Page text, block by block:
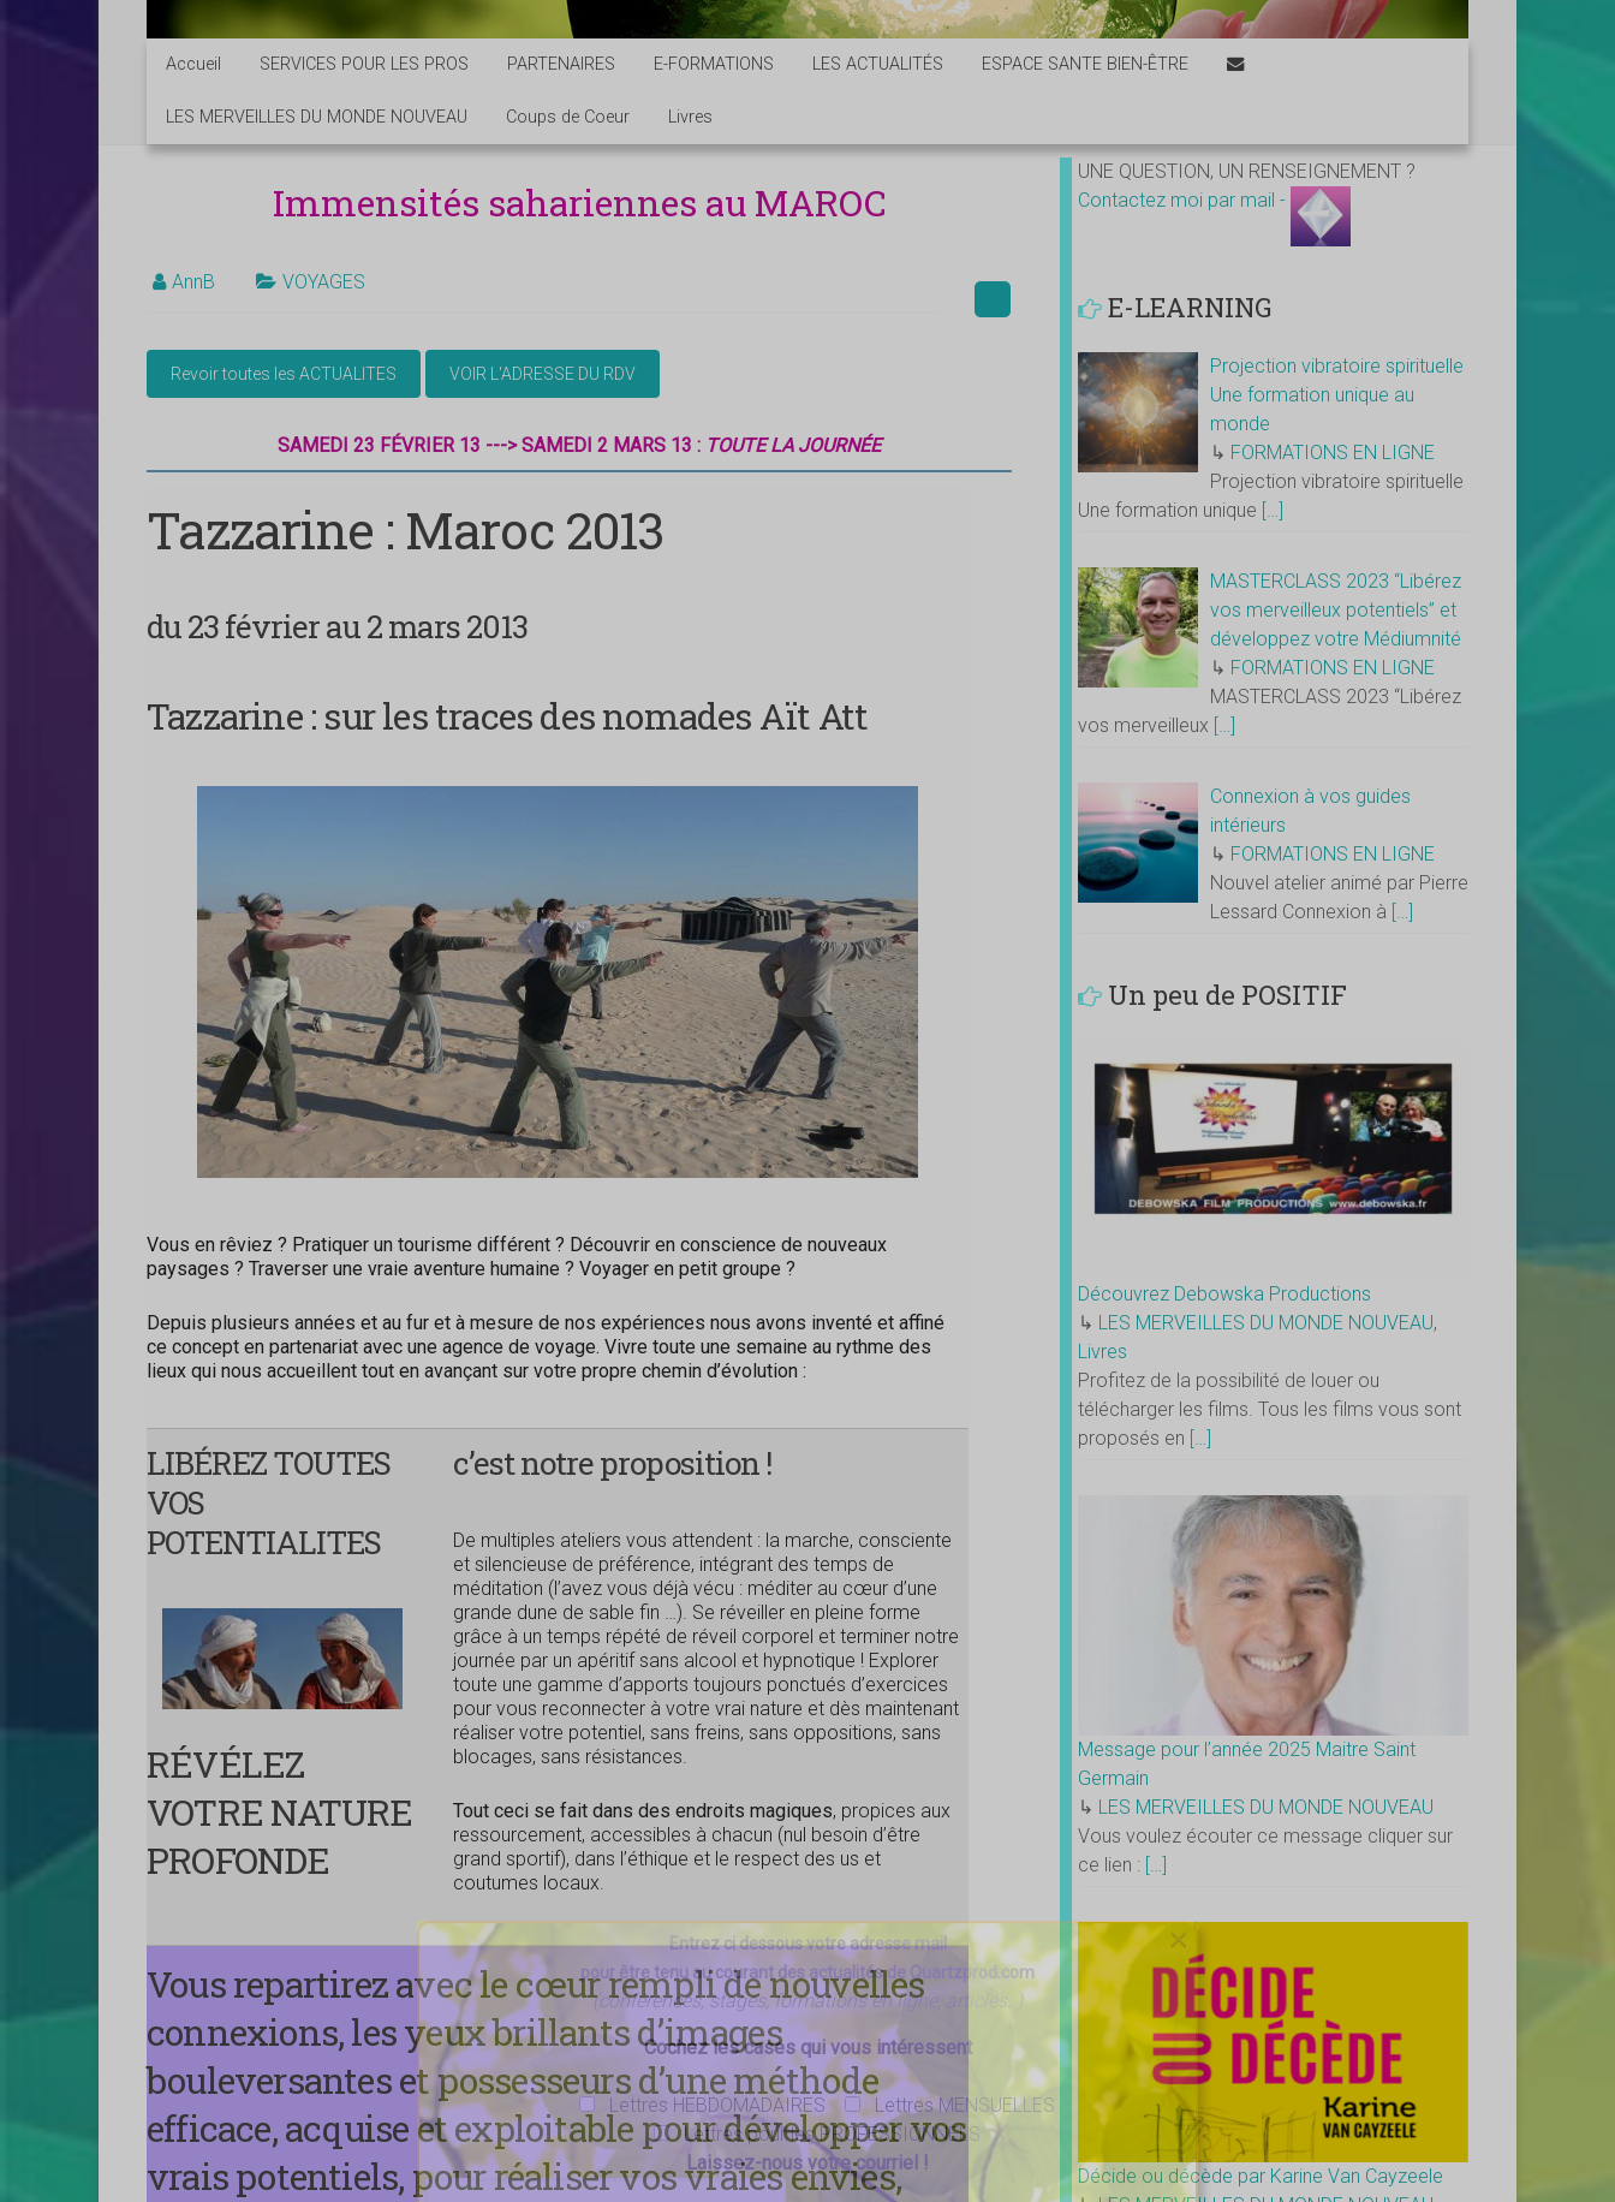
Accueil SERVICES POUR LES PROS PARTENAIRES E-FORMATIONS LES ACTUALITÉS ESPACE SANTE BIEN-ÊTRE
LES MERVEILLES DU MONDE NOUVEAU Coups de Coeur Livres
Immensités sahariennes au MAROC
AnnB VOYAGES
SAMEDI 23 FÉVRIER 13 ---> SAMEDI 2 MARS 13 : TOUTE LA JOURNÉE
Tazzarine : Maroc 2013
du 23 février au 2 mars 2013
Tazzarine : sur les traces des nomades Aït Att
Vous en rêviez ? Pratiquer un tourisme différent ? Découvrir en conscience de nouveaux
paysages ? Traverser une vraie aventure humaine ? Voyager en petit groupe ?
Depuis plusieurs années et au fur et à mesure de nos expériences nous avons inventé et affiné
ce concept en partenariat avec une agence de voyage. Vivre toute une semaine au rythme des
lieux qui nous accueillent tout en avançant sur votre propre chemin d’évolution :
LIBÉREZ TOUTES
VOS
POTENTIALITES
RÉVÉLEZ
VOTRE NATURE
PROFONDE
c’est notre proposition !
De multiples ateliers vous attendent : la marche, consciente
et silencieuse de préférence, intégrant des temps de
méditation (l’avez vous déjà vécu : méditer au cœur d’une
grande dune de sable fin …). Se réveiller en pleine forme
grâce à un temps répété de réveil corporel et terminer notre
journée par un apéritif sans alcool et hypnotique ! Explorer
toute une gamme d’apports toujours ponctués d’exercices
pour vous reconnecter à votre vrai nature et dès maintenant
réaliser votre potentiel, sans freins, sans oppositions, sans
blocages, sans résistances.
Tout ceci se fait dans des endroits magiques, propices aux
ressourcement, accessibles à chacun (nul besoin d’être
grand sportif), dans l’éthique et le respect des us et
coutumes locaux.
Vous repartirez avec le cœur rempli de nouvelles
connexions, les yeux brillants d’images
bouleversantes et possesseurs d’une méthode
efficace, acquise et exploitable pour développer vos
vrais potentiels, pour réaliser vos vraies envies,
UNE QUESTION, UN RENSEIGNEMENT ?
Contactez moi par mail -
E-LEARNING
Projection vibratoire spirituelle
Une formation unique au
monde
↳ FORMATIONS EN LIGNE
Projection vibratoire spirituelle
Une formation unique […]
MASTERCLASS 2023 “Libérez
vos merveilleux potentiels” et
développez votre Médiumnité
↳ FORMATIONS EN LIGNE
MASTERCLASS 2023 “Libérez
vos merveilleux […]
Connexion à vos guides
intérieurs
↳ FORMATIONS EN LIGNE
Nouvel atelier animé par Pierre
Lessard Connexion à […]
Un peu de POSITIF
Découvrez Debowska Productions
↳ LES MERVEILLES DU MONDE NOUVEAU,
Livres
Profitez de la possibilité de louer ou
télécharger les films. Tous les films vous sont
proposés en […]
Message pour l’année 2025 Maitre Saint
Germain
↳ LES MERVEILLES DU MONDE NOUVEAU
Vous voulez écouter ce message cliquer sur
ce lien : […]
Décide ou décède par Karine Van Cayzeele
Entrez ci dessous votre adresse mail
pour être tenu au courant des actualités de Quartzprod.com
(conférences, stages, formations en ligne, articles..)
Cochez les cases qui vous intéressent
Lettres HEBDOMADAIRES
Lettres MENSUELLES
Lettres pour les PROFESSIONNELS
Laissez-nous votre courriel !
×